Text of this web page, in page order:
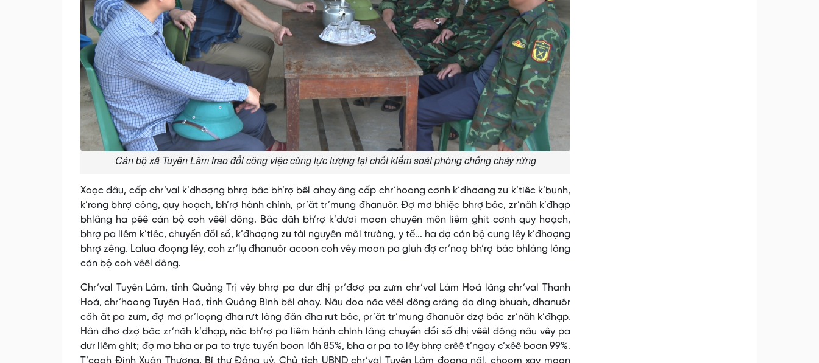
Cán bộ xã Tuyên Lâm trao đổi công việc cùng lực lượng tại chốt kiểm soát phòng chống cháy rừng
Xoọc đâu, cấp chr’val k’đhơợng bhrợ bâc bh’rợ bêl ahay âng cấp chr’hoong cơnh k’đhơơng zư k’tiêc k’bunh,
k’rong bhrợ công, quy hoạch, bh’rợ hành chính, pr’ăt tr’mung đhanuôr. Đợ mơ bhiệc bhrợ bâc, zr’năh k’đhạp
bhlâng ha pêê cán bộ coh vêêl đông. Bâc đăh bh’rợ k’đươi moon chuyên môn liêm ghit cơnh quy hoạch,
bhrợ pa liêm k’tiêc, chuyển đổi số, k’đhơợng zư tài nguyên môi trường, y tế... ha dợ cán bộ cung lêy k’đhơợng
bhrợ zêng. Lalua đoọng lêy, coh zr’lụ đhanuôr acoon coh vêy moon pa gluh đợ cr’noọ bh’rợ bâc bhlâng lâng
cán bộ coh vêêl đông.
Chr’val Tuyên Lâm, tỉnh Quảng Trị vêy bhrợ pa dưr đhị pr’đơợ pa zưm chr’val Lâm Hoá lâng chr’val Thanh
Hoá, chr’hoong Tuyên Hoá, tỉnh Quảng Bình bêl ahay. Nâu đoo năc vêêl đông crâng da ding bhưah, đhanuôr
căh ăt pa zưm, đợ mơ pr’loọng đha rưt lâng đăn đha rưt bâc, pr’ăt tr’mung đhanuôr dzợ bâc zr’năh k’đhạp.
Hân đhơ dzợ bâc zr’năh k’đhạp, năc bh’rợ pa liêm hành chính lâng chuyển đổi số đhị vêêl đông nâu vêy pa
dưr liêm ghit; đợ mơ bha ar pa tơ trực tuyến bơơn lâh 85%, bha ar pa tơ lêy bhrợ crêê t’ngay c’xêê bơơn 99%.